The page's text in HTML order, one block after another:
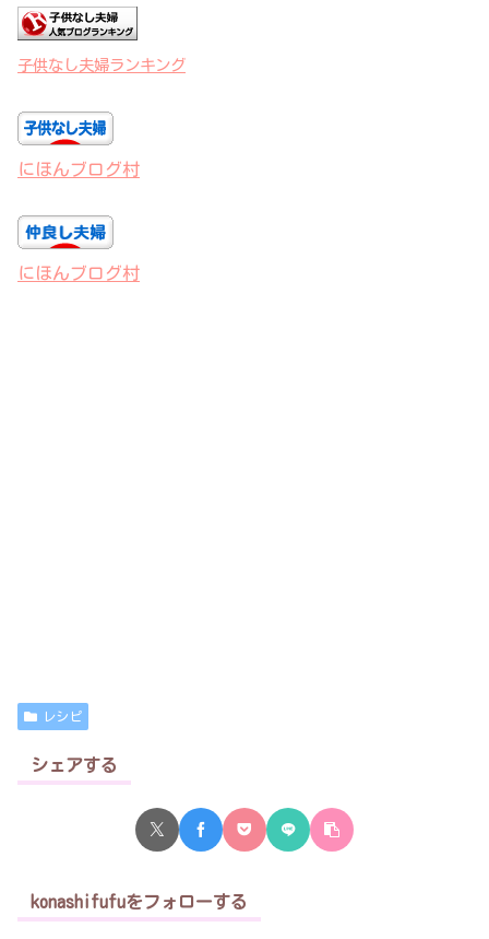
子供なし夫婦ランキング
にほんブログ村
にほんブログ村
レシピ
シェアする
konashifufuをフォローする